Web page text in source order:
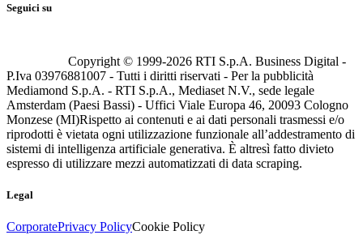
Seguici su
Copyright © 1999-2026 RTI S.p.A. Business Digital -
P.Iva 03976881007 - Tutti i diritti riservati - Per la pubblicità
Mediamond S.p.A. - RTI S.p.A., Mediaset N.V., sede legale
Amsterdam (Paesi Bassi) - Uffici Viale Europa 46, 20093 Cologno
Monzese (MI)Rispetto ai contenuti e ai dati personali trasmessi e/o
riprodotti è vietata ogni utilizzazione funzionale all’addestramento di
sistemi di intelligenza artificiale generativa. È altresì fatto divieto
espresso di utilizzare mezzi automatizzati di data scraping.
Legal
CorporatePrivacy PolicyCookie Policy